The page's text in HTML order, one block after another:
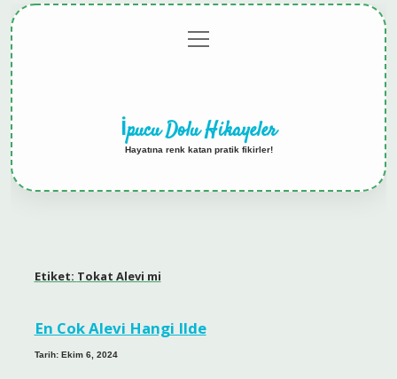
menüyü
aç
İpucu Dolu Hikayeler
Hayatına renk katan pratik fikirler!
Etiket: Tokat Alevi mi
En Cok Alevi Hangi Ilde
Tarih: Ekim 6, 2024